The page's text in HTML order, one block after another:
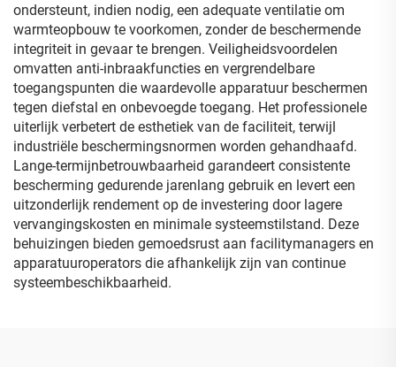
ondersteunt, indien nodig, een adequate ventilatie om
warmteopbouw te voorkomen, zonder de beschermende
integriteit in gevaar te brengen. Veiligheidsvoordelen
omvatten anti-inbraakfuncties en vergrendelbare
toegangspunten die waardevolle apparatuur beschermen
tegen diefstal en onbevoegde toegang. Het professionele
uiterlijk verbetert de esthetiek van de faciliteit, terwijl
industriële beschermingsnormen worden gehandhaafd.
Lange-termijnbetrouwbaarheid garandeert consistente
bescherming gedurende jarenlang gebruik en levert een
uitzonderlijk rendement op de investering door lagere
vervangingskosten en minimale systeemstilstand. Deze
behuizingen bieden gemoedsrust aan facilitymanagers en
apparatuuroperators die afhankelijk zijn van continue
systeembeschikbaarheid.